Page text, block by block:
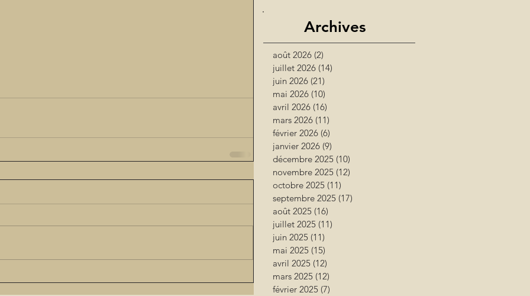
Archives
août 2026 (2)
juillet 2026 (14)
juin 2026 (21)
mai 2026 (10)
avril 2026 (16)
mars 2026 (11)
février 2026 (6)
janvier 2026 (9)
décembre 2025 (10)
novembre 2025 (12)
octobre 2025 (11)
septembre 2025 (17)
août 2025 (16)
juillet 2025 (11)
juin 2025 (11)
mai 2025 (15)
avril 2025 (12)
mars 2025 (12)
février 2025 (7)